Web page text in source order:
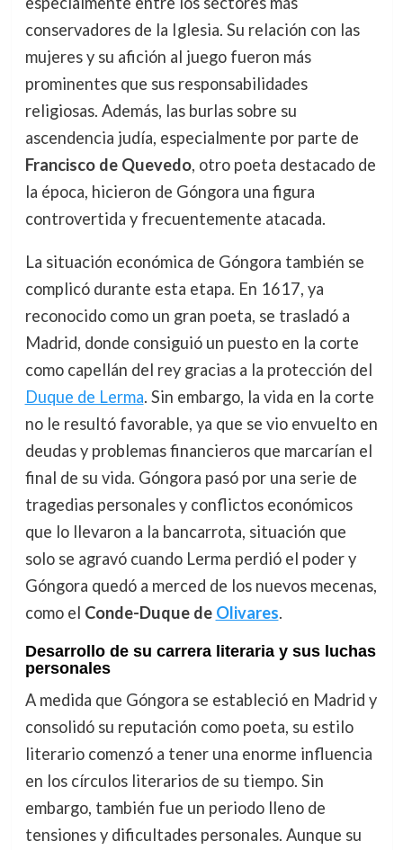
conservadores de la Iglesia. Su relación con las
mujeres y su afición al juego fueron más
prominentes que sus responsabilidades
religiosas. Además, las burlas sobre su
ascendencia judía, especialmente por parte de
Francisco de Quevedo, otro poeta destacado de
la época, hicieron de Góngora una figura
controvertida y frecuentemente atacada.
La situación económica de Góngora también se
complicó durante esta etapa. En 1617, ya
reconocido como un gran poeta, se trasladó a
Madrid, donde consiguió un puesto en la corte
como capellán del rey gracias a la protección del
Duque de Lerma. Sin embargo, la vida en la corte
no le resultó favorable, ya que se vio envuelto en
deudas y problemas financieros que marcarían el
final de su vida. Góngora pasó por una serie de
tragedias personales y conflictos económicos
que lo llevaron a la bancarrota, situación que
solo se agravó cuando Lerma perdió el poder y
Góngora quedó a merced de los nuevos mecenas,
como el Conde-Duque de Olivares.
Desarrollo de su carrera literaria y sus luchas
personales
A medida que Góngora se estableció en Madrid y
consolidó su reputación como poeta, su estilo
literario comenzó a tener una enorme influencia
en los círculos literarios de su tiempo. Sin
embargo, también fue un periodo lleno de
tensiones y dificultades personales. Aunque su